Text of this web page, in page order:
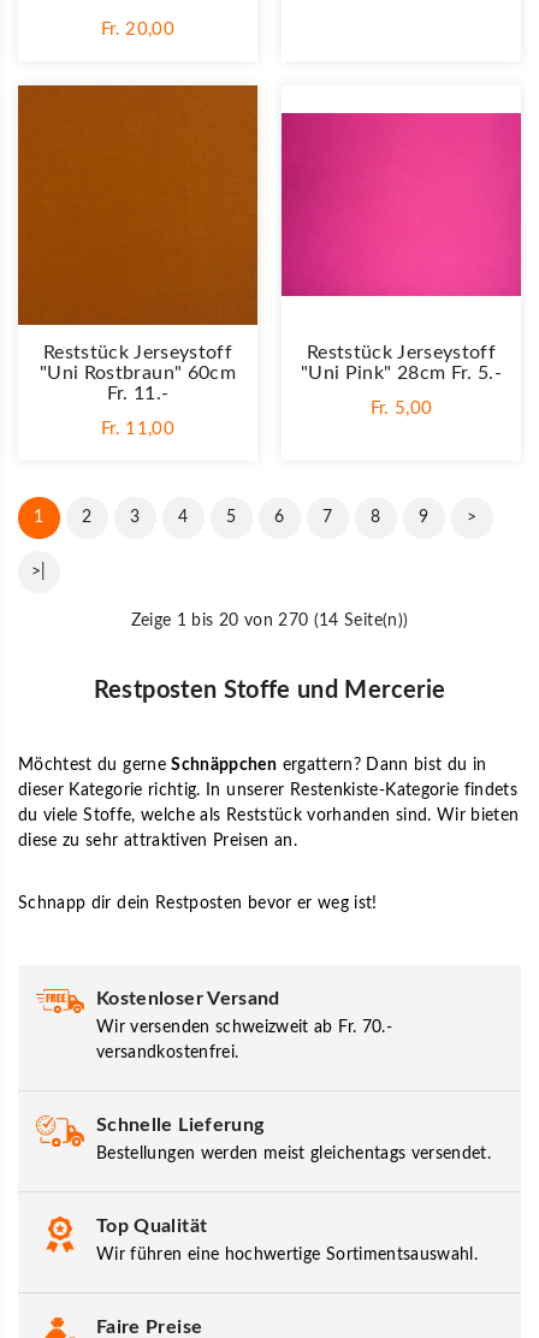
Fr. 20,00
Reststück Jerseystoff
"Uni Rostbraun" 60cm
Fr. 11.-
Fr. 11,00
Reststück Jerseystoff
"Uni Pink" 28cm Fr. 5.-
Fr. 5,00
1 2 3 4 5 6 7 8 9 >
>|
Zeige 1 bis 20 von 270 (14 Seite(n))
Restposten Stoffe und Mercerie
Möchtest du gerneSchnäppchen ergattern? Dann bist du in
dieser Kategorie richtig. In unserer Restenkiste-Kategorie findets
du viele Stoffe, welche als Reststück vorhanden sind. Wir bieten
diese zu sehr attraktiven Preisen an.
Schnapp dir dein Restposten bevor er weg ist!
Kostenloser Versand
Wir versenden schweizweit ab Fr. 70.-
versandkostenfrei.
Schnelle Lieferung
Bestellungen werden meist gleichentags versendet.
Top Qualität
Wir führen eine hochwertige Sortimentsauswahl.
Faire Preise